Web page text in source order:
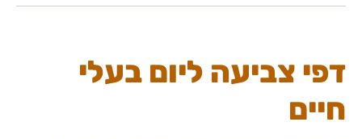
דפי צביעה ליום בעלי
חיים